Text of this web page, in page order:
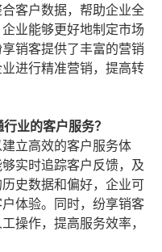
客户数据，帮助企业全
业能够更好地制定市场
销客提供了丰富的营销
进行精准营销，提高转
业的客户服务？
立高效的客户服务体
实时追踪客户反馈，及
史数据和偏好，企业可
体验。同时，纷享销客
操作，提高服务效率，